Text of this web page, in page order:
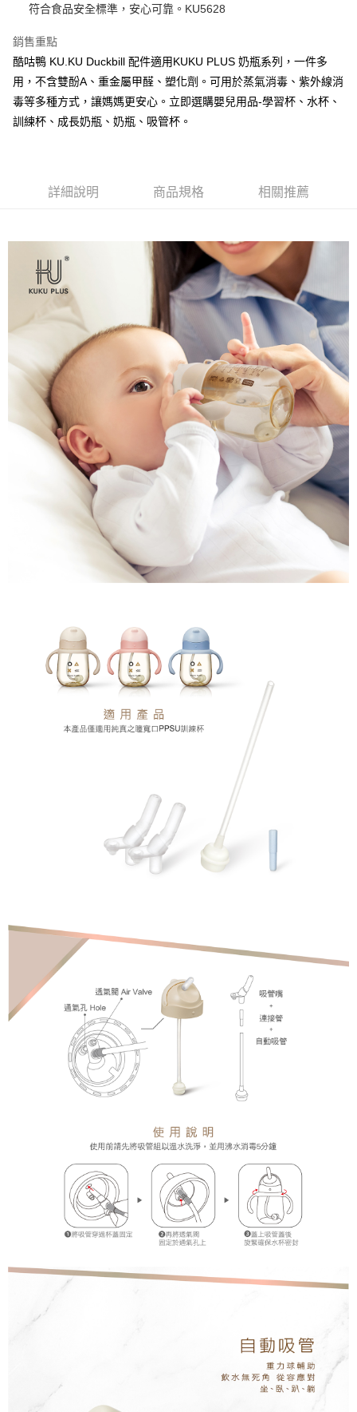
上海商業儲蓄銀行
台北富邦商業銀行
臺灣中小企業銀行
匯豐（台灣）商業銀行
華泰商業銀行
聯邦商業銀行
遠東國際商業銀行
元大商業銀行
永豐商業銀行
台新國際商業銀行
LINE Pay
Apple Pay
街口支付
悠遊付
Google Pay
AFTEE先享後付
AFTEE先享後付是「在收到商品之後才付款」的支付方式。 讓您購物簡單
便利好安心！
１．簡單：不需註冊會員、不需綁卡、不需儲值。
２．便利：只要手機號碼，簡訊認證，即可結帳。
３．安心：先確認商品／服務後，再付款。
【「AFTEE先享後付」結帳流程】
１．於結帳方式選擇「AFTEE先享後付」後，將跳轉至「AFTEE先享後付」
結帳頁面，進行簡訊認證並確認金額後，即可完成結帳。
２．訂單成立數日內，您將收到繳費通知簡訊。
３．收到繳費通知簡訊後14天內，點擊此簡訊中的連結，可透過四大超商／
ATM／網路銀行／等多元方式進行付款，方視為交易完成。
※ 請注意：結帳手續完成當下不需立刻繳費，但若您需要取消訂單，請聯絡
購買商品的店家。未經商家同意取消之訂單仍視為有效，需透過AFTEE先享
後付繳納相關費用。
※ 交易是否成功請以「AFTEE先享後付 」之結帳頁面顯示為準，若有關於
是否繳費成功／繳費後需取消欲退款等相關疑問，請聯繫「AFTEE先享後付
客戶支援中心」 https://netprotections.freshdesk.com/support/home
１．透過由恩沛科技股份有限公司提供之「AFTEE先享後付」服務完成之交
易，需依本服務之必要範圍內提供個人資料，並將交易相關給付款項請求債
權轉讓予恩沛科技股份有限公司。
２．關於個人資料處理事宜，請瀏覽以下網址：
https://aftee.tw/terms/#terms3
４．使用「AFTEE先享後付」時，將依據個別帳號之用戶狀況，依本公司即
時審查核予不同之上限額度；若仍有額度不足之情形，本公司將視審查結果
請求用戶進行身份認證。
５．嚴禁一人註冊多個帳號或使用他人資訊註冊。若發現惡意使用之情形，
恩沛科技股份有限公司將有權停止該用戶之使用額度並採取法律行動。
運送方式
全家取貨付款
每筆NT$150，滿NT$799(含以上)免運費
7-11取貨付款
每筆NT$150，滿NT$799(含以上)免運費
每筆NT$150，滿NT$1,299(含以上)免運費
符合食品安全標準，安心可靠。KU5628
銷售重點
酷咕鴨 KU.KU Duckbill 配件適用KUKU PLUS 奶瓶系列，一件多
用，不含雙酚A、重金屬甲醛、塑化劑。可用於蒸氣消毒、紫外線消
毒等多種方式，讓媽媽更安心。立即選購嬰兒用品-學習杯、水杯、
訓練杯、成長奶瓶、奶瓶、吸管杯。
詳細說明 商品規格 相關推薦